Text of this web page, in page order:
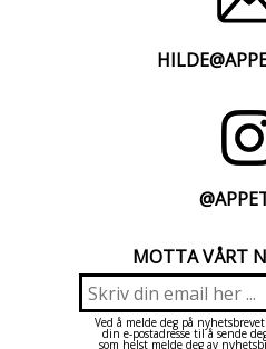
MOTTA VÅRT
Ved å melde deg på
din e-postadresse til å sende
som helst melde deg av